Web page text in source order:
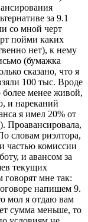
за 9.1
со мной черт
пойми каких
нет), к нему
(бумажка
сказано, что я
100 тыс. Вроде
менее живой,
и нареканий
я имел 20% от
Проавансировала,
словам риэлтора,
частью комиссии
и авансом за
текущих
говорят мне так:
напишем 9.
мол я отдаю вам
сумма меньше, то